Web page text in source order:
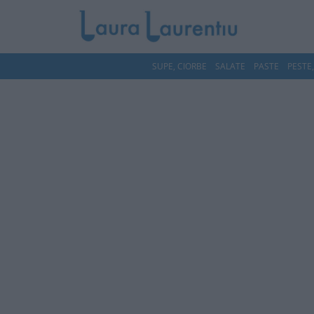
SUPE, CIORBE SALATE PASTE